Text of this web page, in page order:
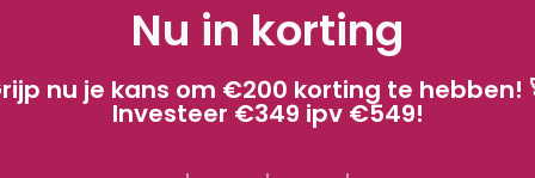
Nu in korting
nu je kans om €200 korting te hebben!
Investeer €349 ipv €549!